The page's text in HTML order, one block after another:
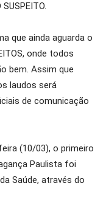
que ainda aguarda o
onde todos
bem. Assim que
laudos será
de comunicação
(10/03), o primeiro
Paulista foi
Saúde, através do